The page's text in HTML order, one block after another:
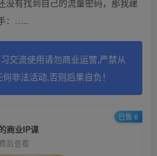
：…..
交流使用请勿商业运营,严禁从
非法活动,否则后果自负！
商业IP课
后查看
已售 6